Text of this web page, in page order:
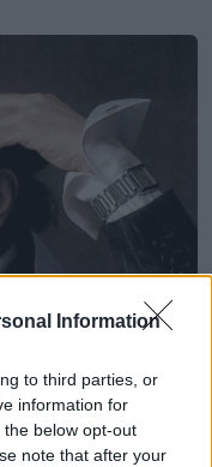
Information
to third parties, or
information for
below opt-out
note that after your
γίνεται